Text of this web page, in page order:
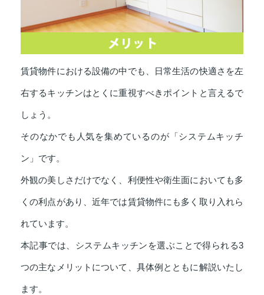
賃貸物件における設備の中でも、日常生活の快適さを左
右するキッチンはとくに重視すべきポイントと言えるで
しょう。
そのなかでも人気を集めているのが「システムキッチ
ン」です。
外観の美しさだけでなく、利便性や衛生面においても多
くの利点があり、近年では賃貸物件にも多く取り入れら
れています。
本記事では、システムキッチンを選ぶことで得られる3
つの主なメリットについて、具体例とともに解説いたし
ます。